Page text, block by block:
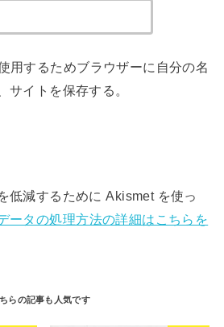
用するためブラウザーに自分の名
サイトを保存する。
低減するために Akismet を使っ
ータの処理方法の詳細はこちらを